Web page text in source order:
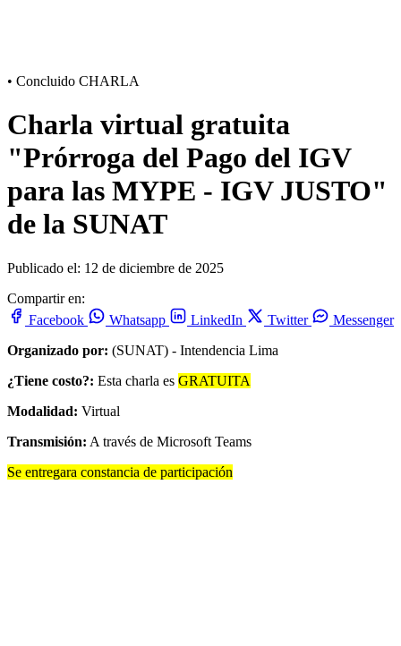
• Concluido CHARLA
Charla virtual gratuita
"Prórroga del Pago del IGV
para las MYPE - IGV JUSTO"
de la SUNAT
Publicado el: 12 de diciembre de 2025
Compartir en:
Facebook
Whatsapp LinkedIn Twitter
Messenger
Organizado por: (SUNAT) - Intendencia Lima
¿Tiene costo?: Esta charla es GRATUITA
Modalidad: Virtual
Transmisión: A través de Microsoft Teams
Se entregara constancia de participación